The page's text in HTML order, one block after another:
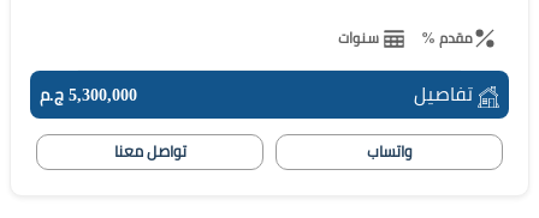
مقدم % سنوات
تفاصيل 5,300,000 ج.م
واتساب تواصل معنا